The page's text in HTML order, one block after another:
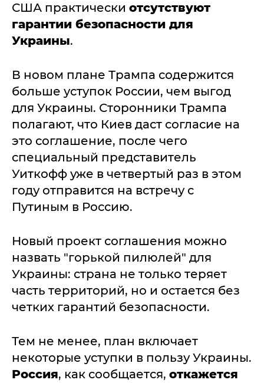
США практически отсутствуют
гарантии безопасности для
Украины.
В новом плане Трампа содержится
больше уступок России, чем выгод
для Украины. Сторонники Трампа
полагают, что Киев даст согласие на
это соглашение, после чего
специальный представитель
Уиткофф уже в четвертый раз в этом
году отправится на встречу с
Путиным в Россию.
Новый проект соглашения можно
назвать "горькой пилюлей" для
Украины: страна не только теряет
часть территорий, но и остается без
четких гарантий безопасности.
Тем не менее, план включает
некоторые уступки в пользу Украины.
Россия, как сообщается, откажется